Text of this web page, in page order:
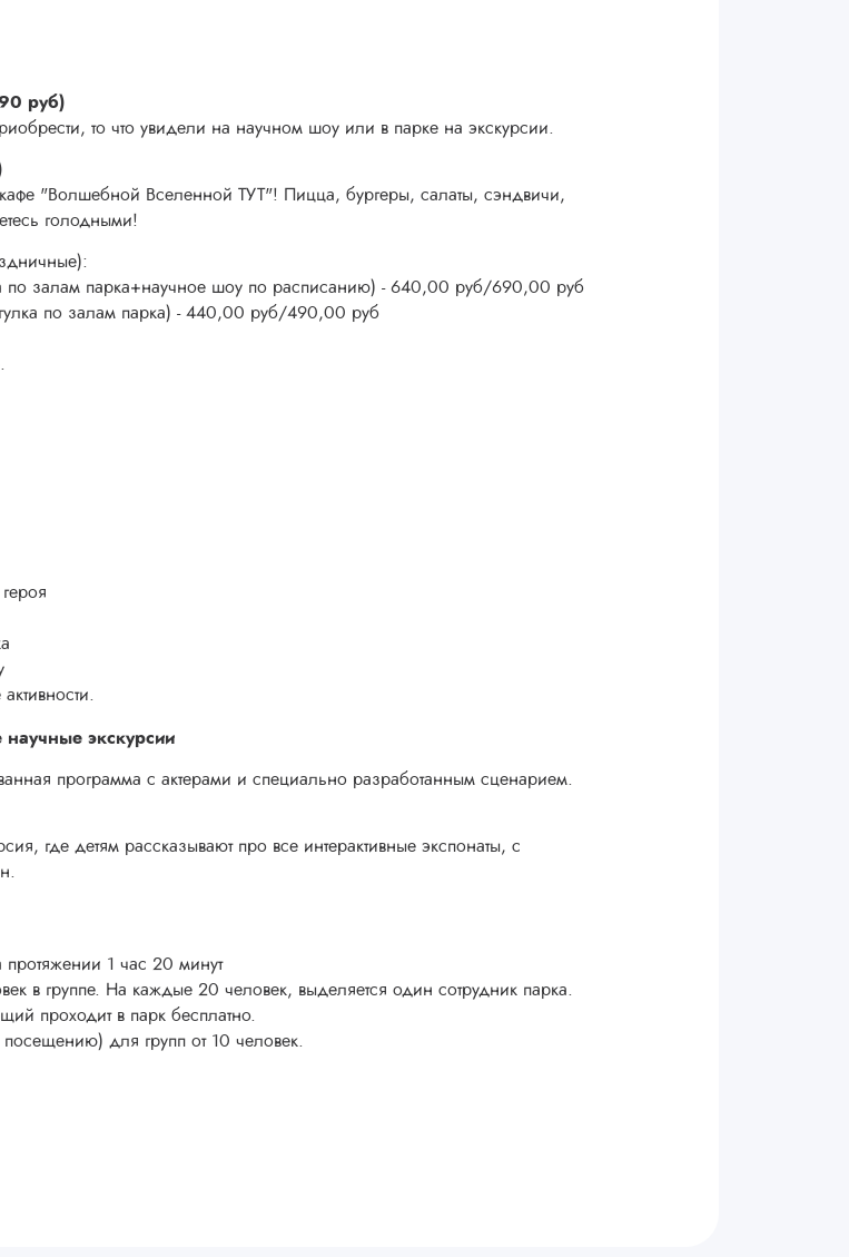
руб)
то что увидели на научном шоу или в парке на экскурсии.
"Волшебной Вселенной ТУТ"! Пицца, бургеры, салаты, сэндвичи,
голодными!
по залам парка+научное шоу по расписанию) - 640,00 руб/690,00 руб
по залам парка) - 440,00 руб/490,00 руб
научные экскурсии
программа с актерами и специально разработанным сценарием.
где детям рассказывают про все интерактивные экспонаты, с
протяжении 1 час 20 минут
в группе. На каждые 20 человек, выделяется один сотрудник парка.
проходит в парк бесплатно.
для групп от 10 человек.